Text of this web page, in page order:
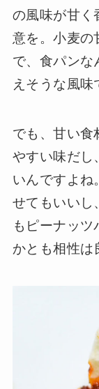
の風味が甘く
意を。小麦の
で、食パンな
えそうな風味
でも、甘い食
やすい味だし
いんですよね
せてもいいし
もピーナッ
かとも相性は